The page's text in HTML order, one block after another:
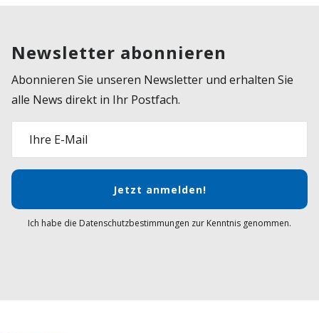
Newsletter abonnieren
Abonnieren Sie unseren Newsletter und erhalten Sie
alle News direkt in Ihr Postfach.
Ihre E-Mail
Jetzt anmelden!
Ich habe die Datenschutzbestimmungen zur Kenntnis genommen.